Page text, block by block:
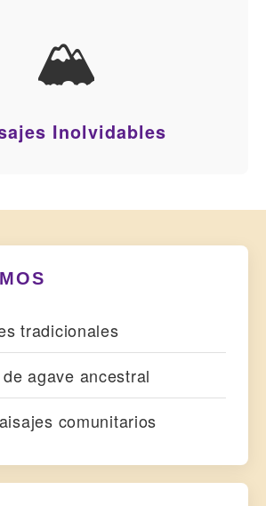
🏔️
Inolvidables
tradicionales
agave ancestral
comunitarios